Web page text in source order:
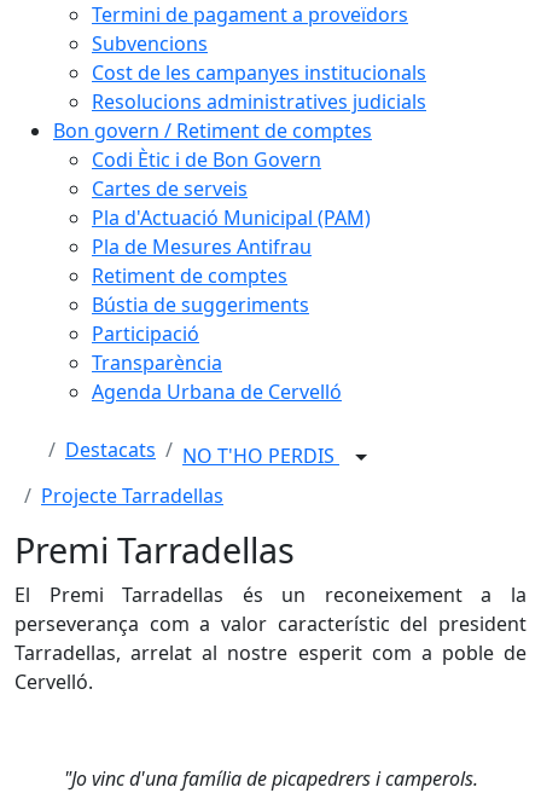
Termini de pagament a proveïdors
Subvencions
Cost de les campanyes institucionals
Resolucions administratives judicials
Bon govern / Retiment de comptes
Codi Ètic i de Bon Govern
Cartes de serveis
Pla d'Actuació Municipal (PAM)
Pla de Mesures Antifrau
Retiment de comptes
Bústia de suggeriments
Participació
Transparència
Agenda Urbana de Cervelló
Destacats
NO T'HO PERDIS
Projecte Tarradellas
Premi Tarradellas
El Premi Tarradellas és un reconeixement a la
perseverança com a valor característic del president
Tarradellas, arrelat al nostre esperit com a poble de
Cervelló.
"Jo vinc d'una família de picapedrers i camperols.